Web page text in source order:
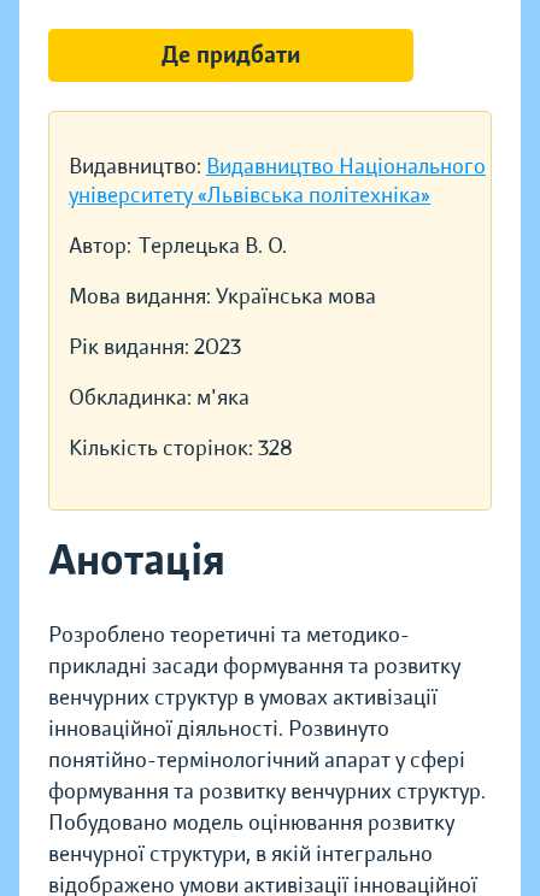
Видавництво: Видавництво Національного
університету «Львівська політехніка»
Автор: Терлецька В. О.
Мова видання: Українська мова
Рік видання: 2023
Обкладинка: м'яка
Кількість сторінок: 328
Анотація
Розроблено теоретичні та методико-
прикладні засади формування та розвитку
венчурних структур в умовах активізації
інноваційної діяльності. Розвинуто
понятійно-термінологічний апарат у сфері
формування та розвитку венчурних структур.
Побудовано модель оцінювання розвитку
венчурної структури, в якій інтегрально
відображено умови активізації інноваційної
Де придбати